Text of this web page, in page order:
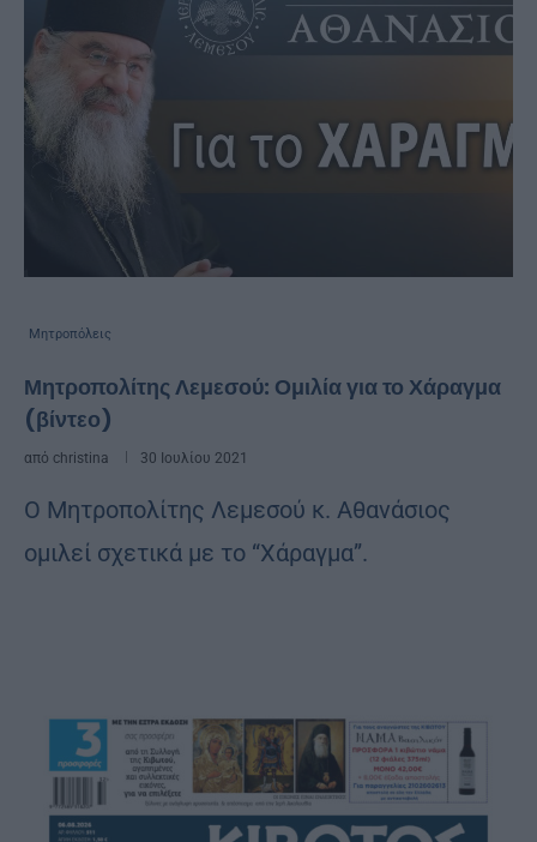
Μητροπόλεις
Μητροπολίτης Λεμεσού: Ομιλία για το Χάραγμα
(βίντεο)
από christina 30 Ιουλίου 2021
Ο Μητροπολίτης Λεμεσού κ. Αθανάσιος
ομιλεί σχετικά με το “Χάραγμα”.